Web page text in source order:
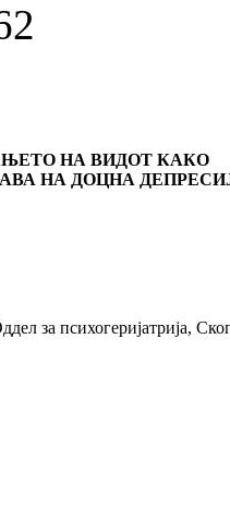
НА ВИДОТ КАКО
НА ДОЦНА
за психогеријатрија,